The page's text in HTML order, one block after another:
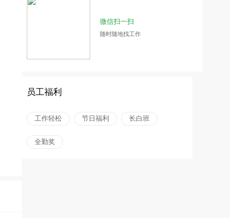
微信扫一扫
随时随地找工作
员工福利
工作轻松 节日福利 长白班
全勤奖